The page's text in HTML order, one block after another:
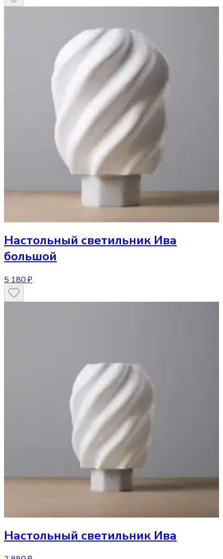
Настольный светильник Ива
большой
5 180 ₽
Настольный светильник Ива